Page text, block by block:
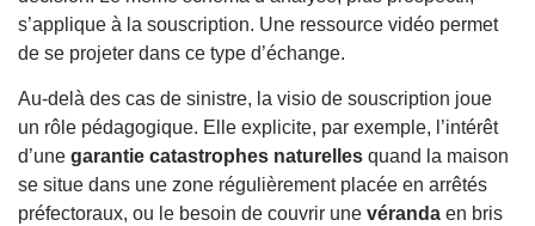
s’applique à la souscription. Une ressource vidéo permet
de se projeter dans ce type d’échange.
Au-delà des cas de sinistre, la visio de souscription joue
un rôle pédagogique. Elle explicite, par exemple, l’intérêt
d’une garantie catastrophes naturelles quand la maison
se situe dans une zone régulièrement placée en arrêtés
préfectoraux, ou le besoin de couvrir une véranda en bris